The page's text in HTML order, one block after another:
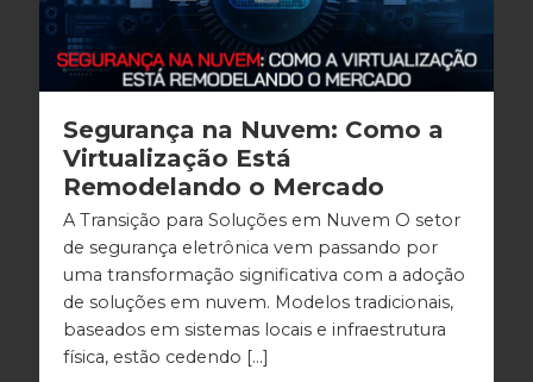
Segurança na Nuvem: Como a
Virtualização Está
Remodelando o Mercado
A Transição para Soluções em Nuvem O setor
de segurança eletrônica vem passando por
uma transformação significativa com a adoção
de soluções em nuvem. Modelos tradicionais,
baseados em sistemas locais e infraestrutura
física, estão cedendo […]